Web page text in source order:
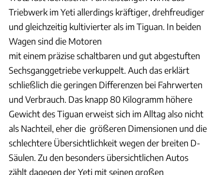
Triebwerk im Yeti allerdings kräftiger, drehfreudiger
und gleichzeitig kultivierter als im Tiguan. In beiden
Wagen sind die Motoren
mit einem präzise schaltbaren und gut abgestuften
Sechsganggetriebe verkuppelt. Auch das erklärt
schließlich die geringen Differenzen bei Fahrwerten
und Verbrauch. Das knapp 80 Kilogramm höhere
Gewicht des Tiguan erweist sich im Alltag also nicht
als Nachteil, eher die größeren Dimensionen und die
schlechtere Übersichtlichkeit wegen der breiten D-
Säulen. Zu den besonders übersichtlichen Autos
zählt dagegen der Yeti mit seinen großen